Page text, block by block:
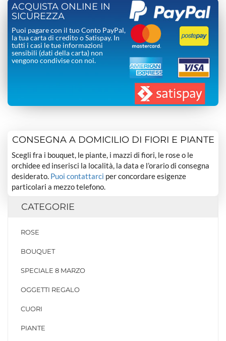
ACQUISTA ONLINE IN
SICUREZZA
Puoi pagare con il tuo Conto PayPal,
la tua carta di credito o Satispay. In
tutti i casi le tue informazioni
sensibili (dati della carta) non
vengono condivise con noi.
CONSEGNA A DOMICILIO DI FIORI E PIANTE
Scegli fra i bouquet, le piante, i mazzi di fiori, le rose o le
orchidee ed inserisci la località, la data e l’orario di consegna
desiderato. Puoi contattarci per concordare esigenze
particolari a mezzo telefono.
CATEGORIE
ROSE
BOUQUET
SPECIALE 8 MARZO
OGGETTI REGALO
CUORI
PIANTE